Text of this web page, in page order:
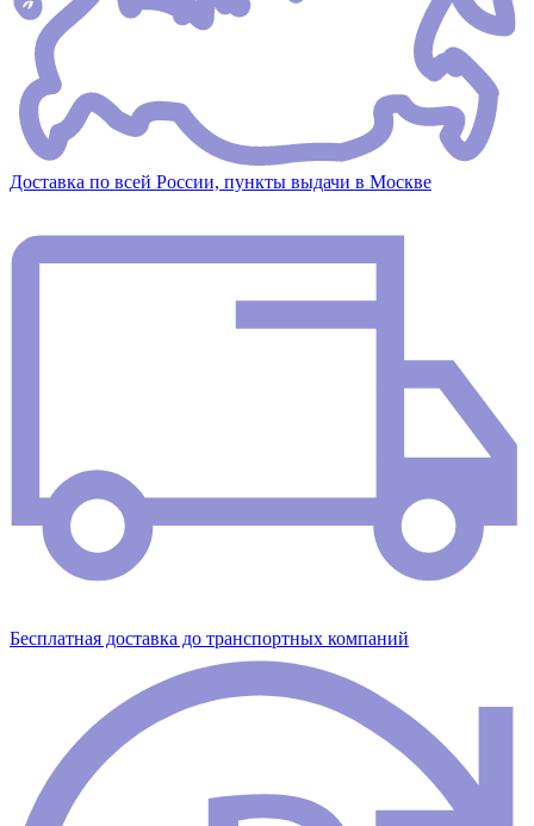
Доставка по всей России, пункты выдачи в Москве
Бесплатная доставка до транспортных компаний